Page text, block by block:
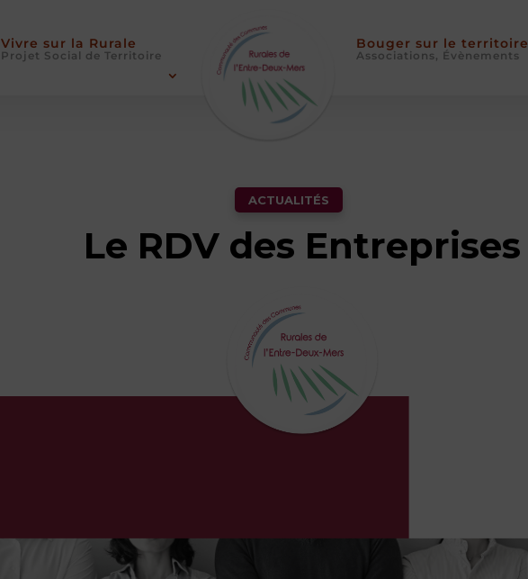
Vivre sur la Rurale
Projet Social de Territoire
Bouger sur le territoire
Associations, Évènements
ACTUALITÉS
Le RDV des Entreprises